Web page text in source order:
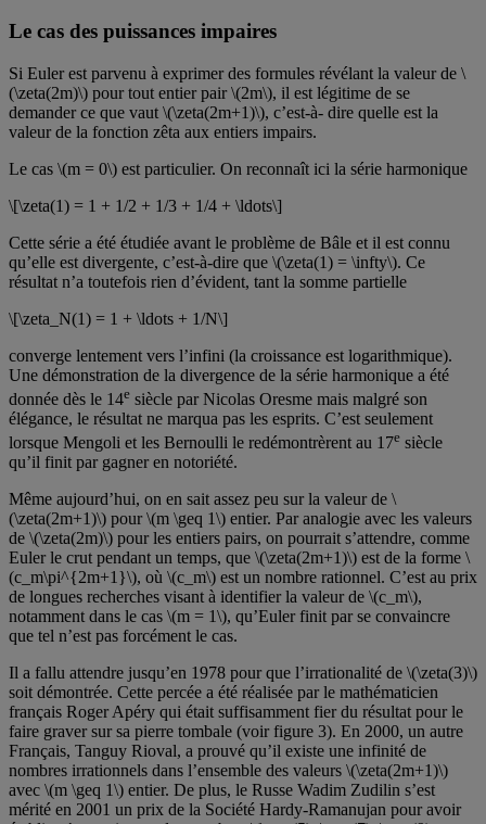
Le cas des puissances impaires
Si Euler est parvenu à exprimer des formules révélant la valeur de \
(\zeta(2m)\) pour tout entier pair \(2m\), il est légitime de se
demander ce que vaut \(\zeta(2m+1)\), c’est-à- dire quelle est la
valeur de la fonction zêta aux entiers impairs.
Le cas \(m = 0\) est particulier. On reconnaît ici la série harmonique
\[\zeta(1) = 1 + 1/2 + 1/3 + 1/4 + \ldots\]
Cette série a été étudiée avant le problème de Bâle et il est connu
qu’elle est divergente, c’est-à-dire que \(\zeta(1) = \infty\). Ce
résultat n’a toutefois rien d’évident, tant la somme partielle
\[\zeta_N(1) = 1 + \ldots + 1/N\]
converge lentement vers l’infini (la croissance est logarithmique).
Une démonstration de la divergence de la série harmonique a été
donnée dès le 14e siècle par Nicolas Oresme mais malgré son
élégance, le résultat ne marqua pas les esprits. C’est seulement
lorsque Mengoli et les Bernoulli le redémontrèrent au 17e siècle
qu’il finit par gagner en notoriété.
Même aujourd’hui, on en sait assez peu sur la valeur de \
(\zeta(2m+1)\) pour \(m \geq 1\) entier. Par analogie avec les valeurs
de \(\zeta(2m)\) pour les entiers pairs, on pourrait s’attendre, comme
Euler le crut pendant un temps, que \(\zeta(2m+1)\) est de la forme \
(c_m\pi^{2m+1}\), où \(c_m\) est un nombre rationnel. C’est au prix
de longues recherches visant à identifier la valeur de \(c_m\),
notamment dans le cas \(m = 1\), qu’Euler finit par se convaincre
que tel n’est pas forcément le cas.
Il a fallu attendre jusqu’en 1978 pour que l’irrationalité de \(\zeta(3)\)
soit démontrée. Cette percée a été réalisée par le mathématicien
français Roger Apéry qui était suffisamment fier du résultat pour le
faire graver sur sa pierre tombale (voir figure 3). En 2000, un autre
Français, Tanguy Rioval, a prouvé qu’il existe une infinité de
nombres irrationnels dans l’ensemble des valeurs \(\zeta(2m+1)\)
avec \(m \geq 1\) entier. De plus, le Russe Wadim Zudilin s’est
mérité en 2001 un prix de la Société Hardy-Ramanujan pour avoir